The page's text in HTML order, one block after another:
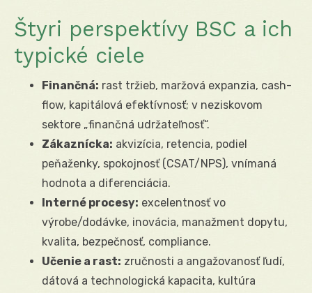
Štyri perspektívy BSC a ich
typické ciele
Finančná: rast tržieb, maržová expanzia, cash-
flow, kapitálová efektívnosť; v neziskovom
sektore „finančná udržateľnosť“.
Zákaznícka: akvizícia, retencia, podiel
peňaženky, spokojnosť (CSAT/NPS), vnímaná
hodnota a diferenciácia.
Interné procesy: excelentnosť vo
výrobe/dodávke, inovácia, manažment dopytu,
kvalita, bezpečnosť, compliance.
Učenie a rast: zručnosti a angažovanosť ľudí,
dátová a technologická kapacita, kultúra